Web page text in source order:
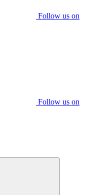
Follow us on
Follow us on